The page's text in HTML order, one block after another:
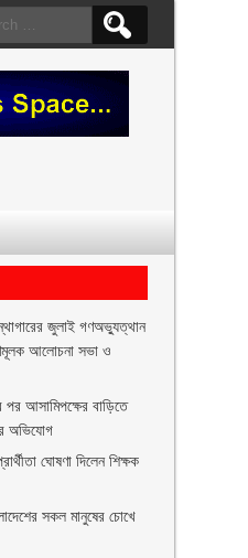
জুলাই গণঅভ্যুত্থান
আলোচনা সভা ও
পর আসামিপক্ষের বাড়িতে
অভিযোগ
ঘোষণা দিলেন শিক্ষক
সকল মানুষের চোখে